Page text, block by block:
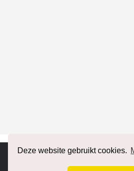
Deze website gebruikt cookies.
.